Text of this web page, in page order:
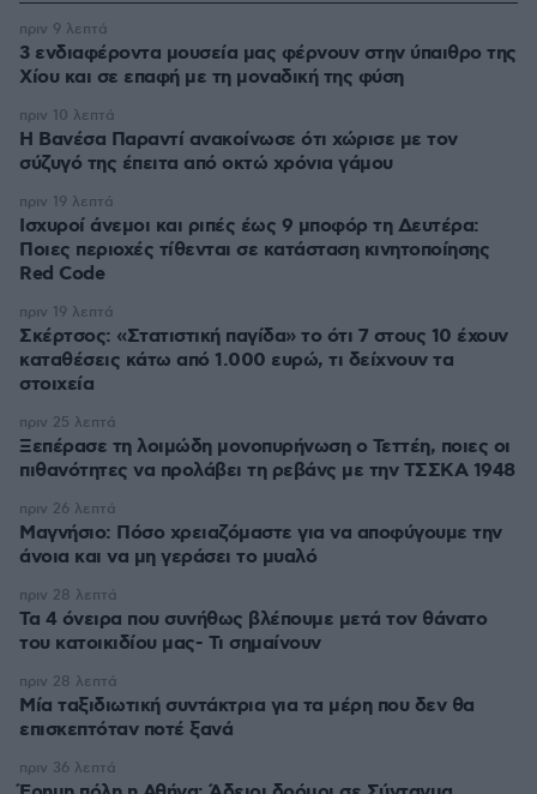
3 ενδιαφέροντα μουσεία μας φέρνουν στην ύπαιθρο της
Χίου και σε επαφή με τη μοναδική της φύση
πριν 9 λεπτά
Η Βανέσα Παραντί ανακοίνωσε ότι χώρισε με τον
σύζυγό της έπειτα από οκτώ χρόνια γάμου
πριν 10 λεπτά
Ισχυροί άνεμοι και ριπές έως 9 μποφόρ τη Δευτέρα:
Ποιες περιοχές τίθενται σε κατάσταση κινητοποίησης
Red Code
πριν 19 λεπτά
Σκέρτσος: «Στατιστική παγίδα» το ότι 7 στους 10 έχουν
καταθέσεις κάτω από 1.000 ευρώ, τι δείχνουν τα
στοιχεία
πριν 19 λεπτά
Ξεπέρασε τη λοιμώδη μονοπυρήνωση ο Τεττέη, ποιες οι
πιθανότητες να προλάβει τη ρεβάνς με την ΤΣΣΚΑ 1948
πριν 25 λεπτά
Μαγνήσιο: Πόσο χρειαζόμαστε για να αποφύγουμε την
άνοια και να μη γεράσει το μυαλό
πριν 26 λεπτά
Τα 4 όνειρα που συνήθως βλέπουμε μετά τον θάνατο
του κατοικιδίου μας- Τι σημαίνουν
πριν 28 λεπτά
Μία ταξιδιωτική συντάκτρια για τα μέρη που δεν θα
επισκεπτόταν ποτέ ξανά
πριν 28 λεπτά
πριν 36 λεπτά